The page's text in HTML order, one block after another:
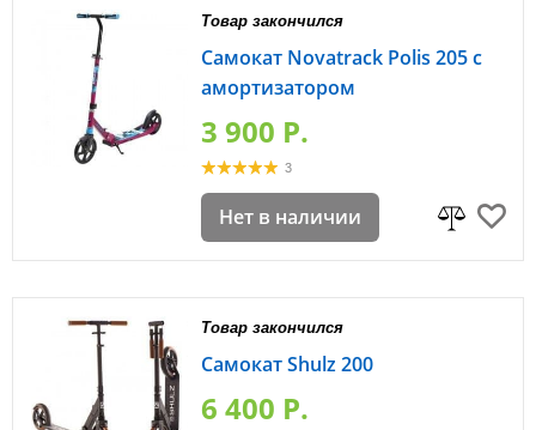
Товар закончился
Самокат Novatrack Polis 205 с
амортизатором
3 900 P.
3
Нет в наличии
Товар закончился
Самокат Shulz 200
6 400 P.